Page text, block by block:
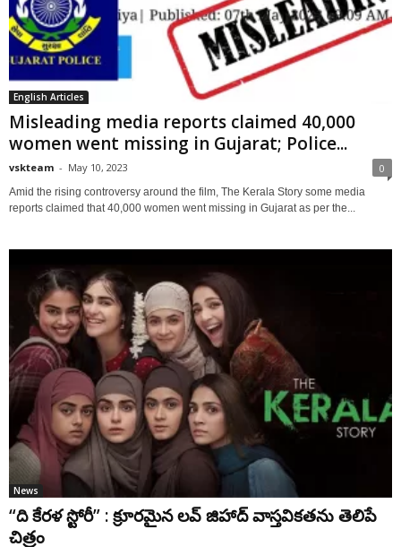
English Articles
Misleading media reports claimed 40,000
women went missing in Gujarat; Police...
vskteam - May 10, 2023 0
Amid the rising controversy around the film, The Kerala Story some media
reports claimed that 40,000 women went missing in Gujarat as per the...
News
“ది కేరళ స్టోరీ” : క్రూరమైన లవ్ జిహాద్ వాస్తవికతను తెలిపే
చిత్రం